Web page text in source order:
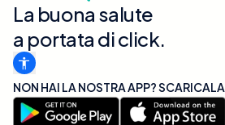
La buona salute
a portata di click.
NON HAI LA NOSTRA APP? SCARICALA